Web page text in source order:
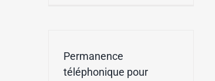
Permanence
téléphonique pour